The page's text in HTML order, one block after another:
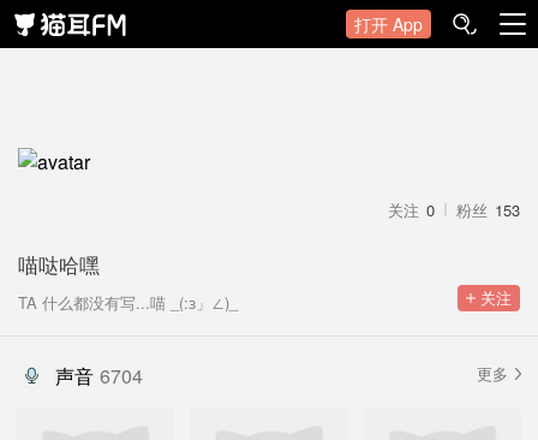
打开 App
粉丝 153
关注 0
喵哒哈嘿
TA 什么都没有写...喵 _(:з」∠)_ 关注
声音 6704 更多